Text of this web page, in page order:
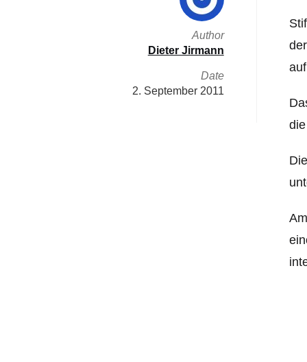
Author
Dieter Jirmann
Date
2. September 2011